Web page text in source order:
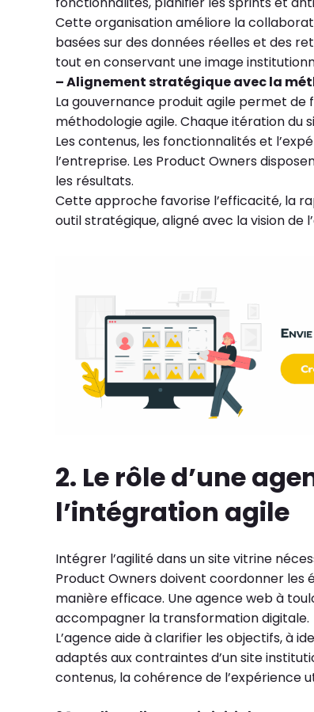
Cette organisation améliore la
basées sur des données réelles et des
tout en conservant une image
– Alignement stratégique avec la
La gouvernance produit agile permet de
méthodologie agile. Chaque itération du
Les contenus, les fonctionnalités et
l’entreprise. Les Product Owners
les résultats.
Cette approche favorise l’efficacité, la
outil stratégique, aligné avec la vision de
2. Le rôle d’une
l’intégration agile
Intégrer l’agilité dans un site vitrine
Product Owners doivent coordonner les
manière efficace. Une agence web à
accompagner la transformation digitale.
L’agence aide à clarifier les objectifs, à
adaptés aux contraintes d’un site
contenus, la cohérence de l’expérience